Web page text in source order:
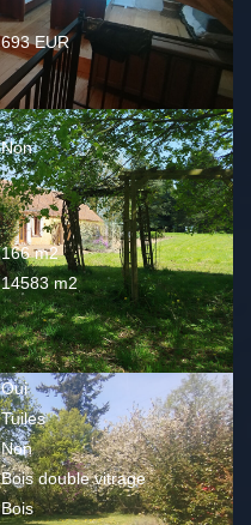
693 EUR
Non
166 m2
14583 m2
Oui
Tuiles
Non
Bois double vitrage
Bois